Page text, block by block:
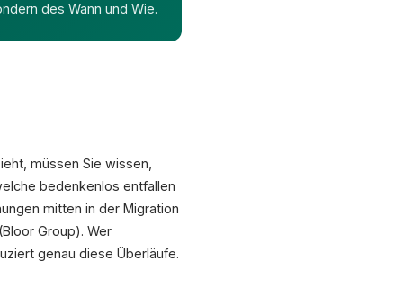
des Wann und Wie.
müssen Sie wissen,
bedenkenlos entfallen
mitten in der Migration
Group). Wer
genau diese Überläufe.